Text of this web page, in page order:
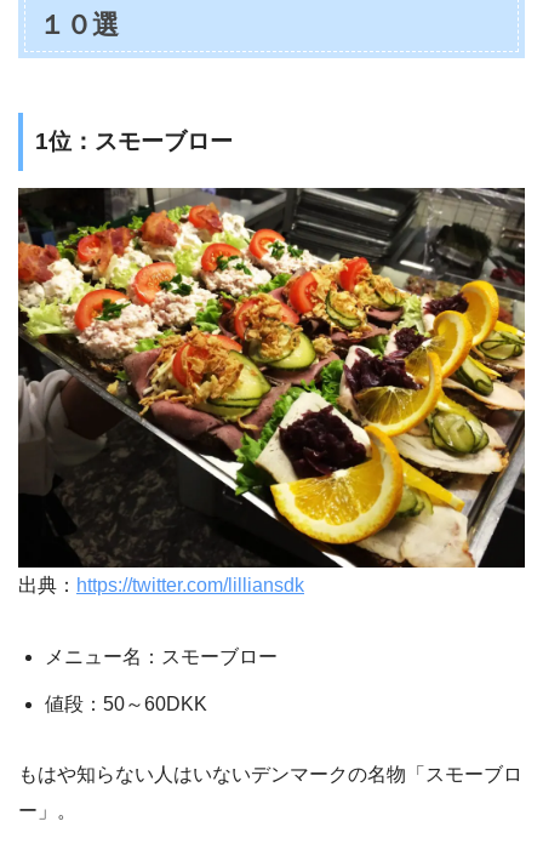
１０選
1位：スモーブロー
出典： https://twitter.com/lilliansdk
メニュー名：スモーブロー
値段：50～60DKK
もはや知らない人はいないデンマークの名物「スモーブロ
ー」。